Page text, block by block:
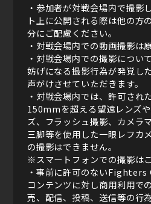
・参加者が対戦会場内で撮影
ト上に公開される際は他の方
分にご配慮ください。
・対戦会場内での動画撮影は
・対戦会場内での撮影につい
妨げになる撮影行為が発覚し
声がけさせていただきます。
・対戦会場内では、許可され
150mmを超える望遠レンズ
ズ、フラッシュ撮影、カメラ
三脚等を使用した一眼レフカ
の撮影はできません。
※スマートフォンでの撮影は
・事前に許可のない
コンテンツに対し商用利用で
売、配信、投稿、送信等の行